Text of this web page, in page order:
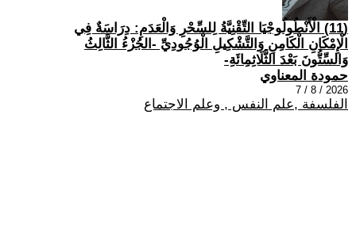
(11) الْأَنْطُولُوجْيَا التِّقْنِيَّةُ لِلسِّحْرِ وَالْعَدَمِ: دِرَاسَةٌ فِي
الْإِمْكَانِ الْكَامِنِ وَالتَّشْكِيلِ الْوُجُودِيِّ -الجُزْءُ الثَّالِثُ
وَالسِّتُّونَ بَعْدَ الثَّلَاثِمِائَةِ-
حمودة المعناوي
2026 / 8 / 7
الفلسفة ,علم النفس , وعلم الاجتماع